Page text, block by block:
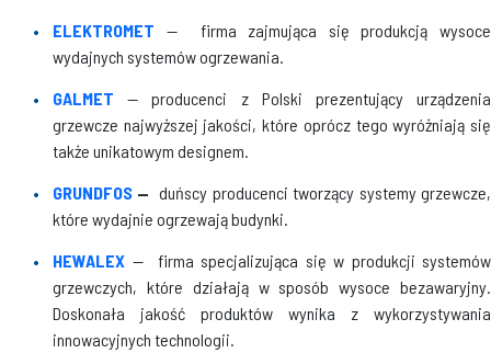
ELEKTROMET
— firma zajmująca się produkcją wysoce
wydajnych systemów ogrzewania.
GALMET
— producenci z Polski prezentujący urządzenia
grzewcze najwyższej jakości, które oprócz tego wyróżniają się
także unikatowym designem.
GRUNDFOS — duńscy producenci tworzący systemy grzewcze,
które wydajnie ogrzewają budynki.
HEWALEX — firma specjalizująca się w produkcji systemów
grzewczych, które działają w sposób wysoce bezawaryjny.
Doskonała jakość produktów wynika z wykorzystywania
innowacyjnych technologii.